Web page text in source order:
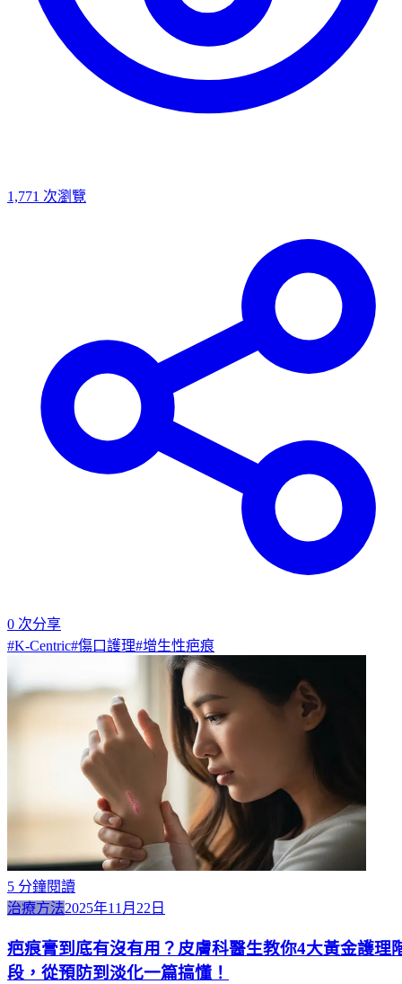
1,771 次瀏覽
0 次分享
#K-Centric#傷口護理#增生性疤痕
5 分鐘閱讀
治療方法2025年11月22日
疤痕膏到底有沒有用？皮膚科醫生教你4大黃金護理
段，從預防到淡化一篇搞懂！